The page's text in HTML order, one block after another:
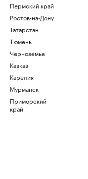
Пермский край
Ростов-на-Дону
Татарстан
Тюмень
Черноземье
Кавказ
Карелия
Мурманск
Приморский
край